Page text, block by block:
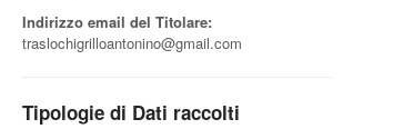
Indirizzo email del Titolare:
traslochigrilloantonino@gmail.com
Tipologie di Dati raccolti